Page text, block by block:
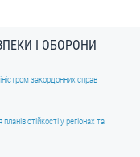
І ОБОРОНИ
закордонних справ
стійкості у регіонах та